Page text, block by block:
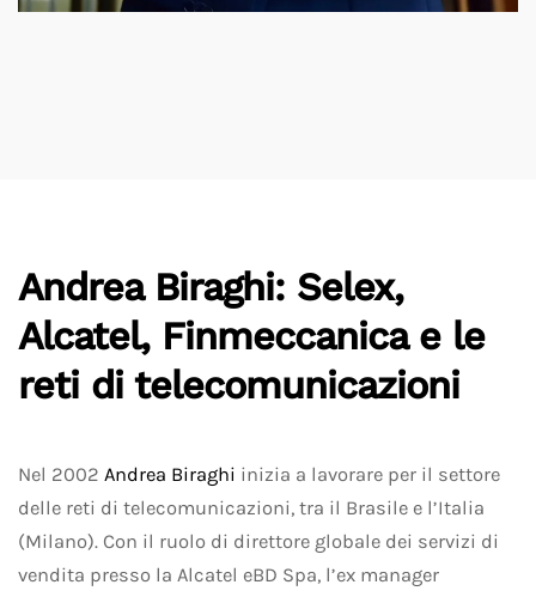
Andrea Biraghi: Selex,
Alcatel, Finmeccanica e le
reti di telecomunicazioni
Nel 2002 Andrea Biraghi inizia a lavorare per il settore
delle reti di telecomunicazioni, tra il Brasile e l’Italia
(Milano). Con il ruolo di direttore globale dei servizi di
vendita presso la Alcatel eBD Spa, l’ex manager